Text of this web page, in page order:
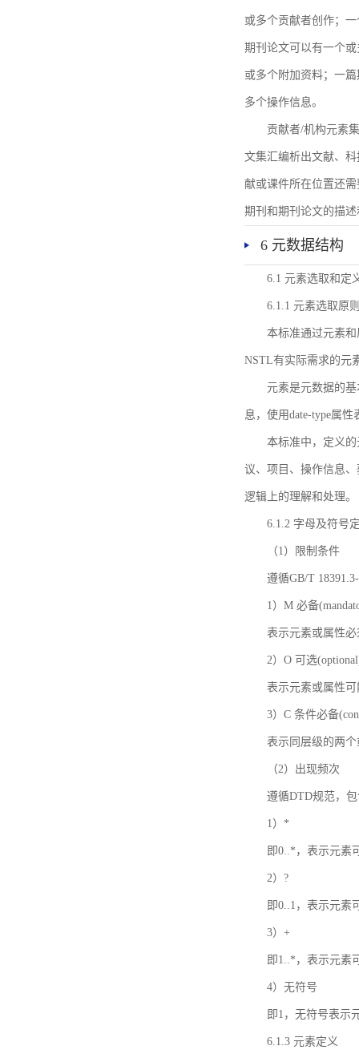
或多个贡献者创作；
期刊论文可以有一个
或多个附加资料；一
多个操作信息。
贡献者/机构元素
文集汇编析出文献、
献或课件所在位置还
期刊和期刊论文的描
6 元数据结构
6.1 元素选取和定
6.1.1 元素选取原
本标准通过元素
NSTL有实际需求的元
元素是元数据的
息，使用date-type属
本标准中，定义
议、项目、操作信息
逻辑上的理解和处理。
6.1.2 字母及符号
（1）限制条件
遵循GB/T
1）M 必备
表示元素或属性
2）O 可选
表示元素或属性
3）C 条件必备
表示同层级的两
（2）出现频次
遵循DTD规范，
1）*
即0..*，表示元素
2）?
即0..1，表示元素
3）+
即1..*，表示元素
4）无符号
即1，无符号表示
6.1.3 元素定义